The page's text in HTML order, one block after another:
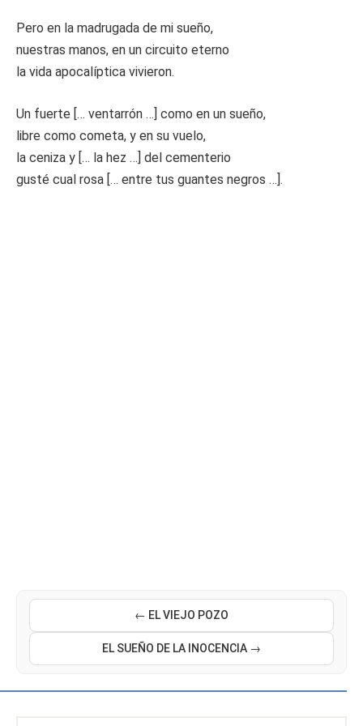
Pero en la madrugada de mi sueño,
nuestras manos, en un circuito eterno
la vida apocalíptica vivieron.
Un fuerte [… ventarrón …] como en un sueño,
libre como cometa, y en su vuelo,
la ceniza y [… la hez …] del cementerio
gusté cual rosa [… entre tus guantes negros …].
← EL VIEJO POZO
EL SUEÑO DE LA INOCENCIA →